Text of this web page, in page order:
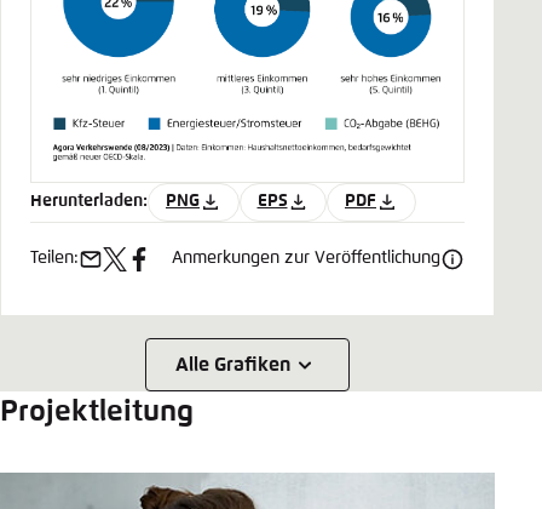
Herunterladen: PNG EPS PDF
Teilen:
e- x facebook
Anmerkungen zur Veröffentlichung
Alle Grafiken
Projektleitung